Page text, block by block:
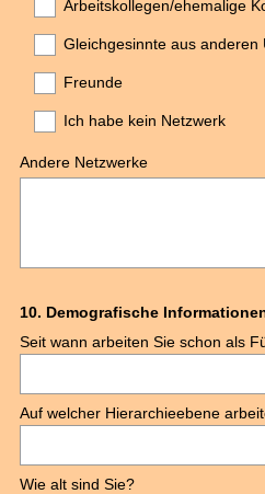
Arbeitskollegen/ehemalige
Gleichgesinnte aus anderen
Freunde
Ich habe kein Netzwerk
Andere Netzwerke
Question
Title
10. Demografische
Seit wann arbeiten Sie schon als
Auf welcher Hierarchieebene
Wie alt sind Sie?